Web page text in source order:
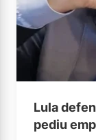
Lula
pediu